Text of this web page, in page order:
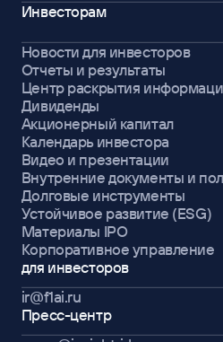
для инвесторов
ir@f1ai.ru
Пресс-центр
Инвесторам
Новости для инвесторов
Отчеты и результаты
Центр раскрытия
Дивиденды
Акционерный капитал
Календарь инвестора
Видео и презентации
Внутренние документы и
Долговые инструменты
Устойчивое развитие (ESG)
Материалы IPO
Корпоративное управление